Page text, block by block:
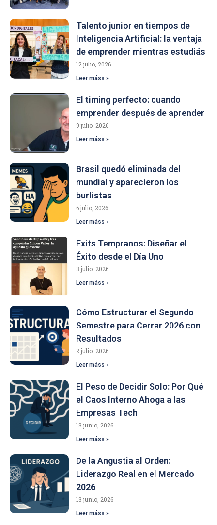
Talento junior en tiempos de
Inteligencia Artificial: la ventaja
de emprender mientras estudiás
12 julio, 2026
Leer máss »
El timing perfecto: cuando
emprender después de aprender
9 julio, 2026
Leer máss »
Brasil quedó eliminada del
mundial y aparecieron los
burlistas
6 julio, 2026
Leer máss »
Exits Tempranos: Diseñar el
Éxito desde el Día Uno
3 julio, 2026
Leer máss »
Cómo Estructurar el Segundo
Semestre para Cerrar 2026 con
Resultados
2 julio, 2026
Leer máss »
El Peso de Decidir Solo: Por Qué
el Caos Interno Ahoga a las
Empresas Tech
13 junio, 2026
Leer máss »
De la Angustia al Orden:
Liderazgo Real en el Mercado
2026
13 junio, 2026
Leer máss »